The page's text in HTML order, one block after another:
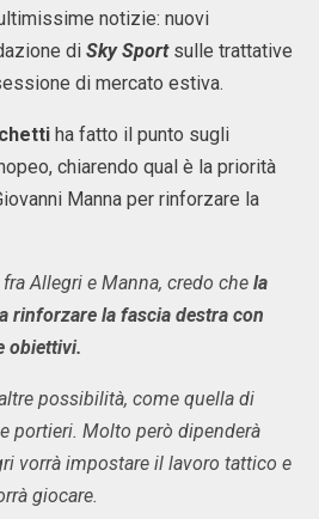
notizie: nuovi
di Sky Sportsulle trattative
di mercato estiva.
ha fatto il punto sugli
chiarendo qual è la priorità
Manna per rinforzare la
Allegri e Manna, credo che la
rinforzare la fascia destra con
obiettivi.
possibilità, come quella di
portieri. Molto però dipenderà
vorrà impostare il lavoro tattico e
giocare.